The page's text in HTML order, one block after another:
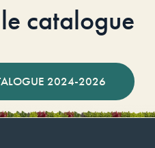
catalogue
2024-2026